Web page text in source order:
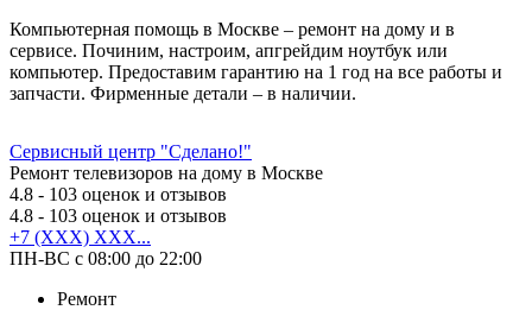
Компьютерная помощь в Москве – ремонт на дому и в
сервисе. Починим, настроим, апгрейдим ноутбук или
компьютер. Предоставим гарантию на 1 год на все работы и
запчасти. Фирменные детали – в наличии.
Сервисный центр "Сделано!"
Ремонт телевизоров на дому в Москве
4.8 - 103 оценок и отзывов
4.8 - 103 оценок и отзывов
+7 (XXX) XXX...
ПН-ВС с 08:00 до 22:00
Ремонт